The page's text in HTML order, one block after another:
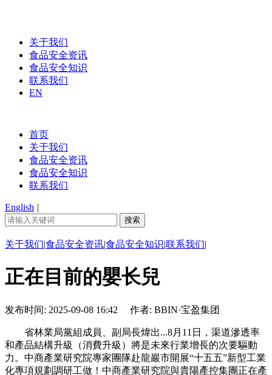
关于我们
食品安全资讯
食品安全知识
联系我们
EN
首页
关于我们
食品安全资讯
食品安全知识
联系我们
English |
关于我们|食品安全资讯|食品安全知识|联系我们|
正在目前的嬰长兒
发布时间: 2025-09-08 16:42 作者: BBIN·宝盈集团
省林業局黨組成員、副局長煒出...8月11日，渠道滲透率
和產品結構升級（消費升級）將是未來行業增長的次要驅動
力。中商產業研究院專家團隊赴龍巖市開展“十五五”新型工業
化專項規劃調研工做！中商產業研究院與貴陽產控集團正在產